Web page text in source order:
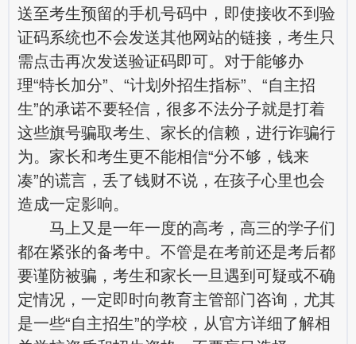
送至考生预留的手机号码中，即使接收不到验
证码系统也不会发送其他网站的链接，考生只
需点击再次发送验证码即可。对于能够办
理“特长加分”、“计划外招生指标”、“自主招
生”的承诺不要轻信，很多不法分子就是打着
这些旗号骗取考生、家长的信赖，进行诈骗行
为。家长和考生更不能相信“分不够，钱来
凑”的谎言，丢了钱财不说，在孩子心里也会
造成一定影响。
马上又是一年一度的高考，高三的学子们
都在紧张的备考中。不管是在考前还是考后都
要谨防被骗，考生和家长一旦遇到可疑或不确
定情况，一定即时向教育主管部门咨询，尤其
是一些“自主招生”的学校，从官方详细了解相